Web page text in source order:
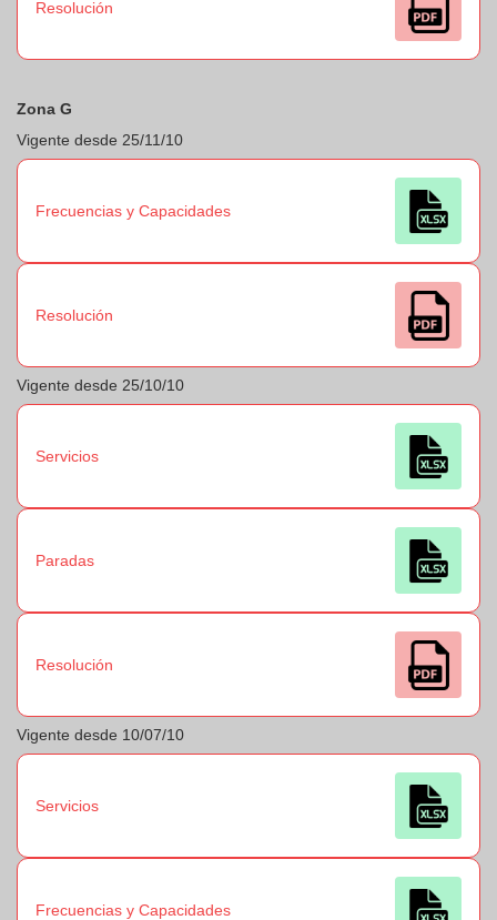
Resolución
Zona G
Vigente desde 25/11/10
Frecuencias y Capacidades
Resolución
Vigente desde 25/10/10
Servicios
Paradas
Resolución
Vigente desde 10/07/10
Servicios
Frecuencias y Capacidades